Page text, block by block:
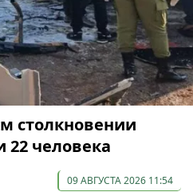
столкновении
22 человека
09 АВГУСТА 2026 11:54